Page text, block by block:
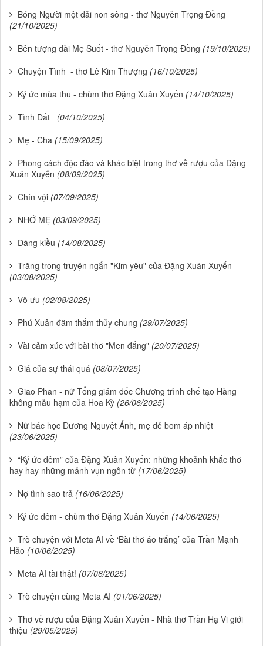
Bóng Người một dải non sông - thơ Nguyễn Trọng Đồng
(21/10/2025)
Bên tượng đài Mẹ Suốt - thơ Nguyễn Trọng Đồng (19/10/2025)
Chuyện Tình - thơ Lê Kim Thượng (16/10/2025)
Ký ức mùa thu - chùm thơ Đặng Xuân Xuyến (14/10/2025)
Tình Đất
(04/10/2025)
Mẹ - Cha (15/09/2025)
Phong cách độc đáo và khác biệt trong thơ về rượu của Đặng
Xuân Xuyến (08/09/2025)
Chín vội (07/09/2025)
NHỚ MẸ (03/09/2025)
Dáng kiều (14/08/2025)
Trăng trong truyện ngắn "Kim yêu" của Đặng Xuân Xuyến
(03/08/2025)
Vô ưu (02/08/2025)
Phú Xuân đằm thắm thủy chung (29/07/2025)
Vài cảm xúc với bài thơ "Men đắng" (20/07/2025)
Giá của sự thái quá (08/07/2025)
Giao Phan - nữ Tổng giám đốc Chương trình chế tạo Hàng
không mẫu hạm của Hoa Kỳ (26/06/2025)
Nữ bác học Dương Nguyệt Ánh, mẹ đẻ bom áp nhiệt
(23/06/2025)
“Ký ức đêm” của Đặng Xuân Xuyến: những khoảnh khắc thơ
hay hay những mảnh vụn ngôn từ (17/06/2025)
Nợ tình sao trả (16/06/2025)
Ký ức đêm - chùm thơ Đặng Xuân Xuyến (14/06/2025)
Trò chuyện với Meta AI về ‘Bài thơ áo trắng’ của Trần Mạnh
Hảo (10/06/2025)
Meta AI tài thật! (07/06/2025)
Trò chuyện cùng Meta AI (01/06/2025)
Thơ về rượu của Đặng Xuân Xuyến - Nhà thơ Trần Hạ Vi giới
thiệu (29/05/2025)